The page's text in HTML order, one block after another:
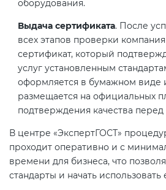
оборудования.
Выдача сертификата. После
всех этапов проверки
сертификат, который
услуг установленным
оформляется в бумажном виде
размещается на официальных
подтверждения качества
В центре «ЭкспертГОСТ»
проходит оперативно и с
времени для бизнеса, что
стандарты и начать